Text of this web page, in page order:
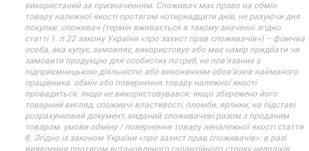
використаний за призначенням. Споживач має право на обмін
товару належної якості протягом чотирнадцяти днів, не рахуючи дня
покупки. споживач (термін вживається в такому значенні згідно
статті 1. п.22 закону України «про захист прав споживачів») – фізична
особа, яка купує, замовляє, використовує або має намір придбати чи
замовити продукцію для особистих потреб, не пов’язаних з
підприємницькою діяльністю або виконанням обов’язків найманого
працівника. обмін або повернення товару належної якості
провадиться: якщо не використовувався; якщо збережено його
товарний вигляд, споживчі властивості, пломби, ярлики; на підставі
розрахунковий документ, виданий споживачеві разом з проданим
товаром. умови обміну / повернення товару неналежної якості стаття
8. Згідно із законом України «про захист прав споживачів»: в разі
виявлення протягом встановленого гарантійного строку недоліків